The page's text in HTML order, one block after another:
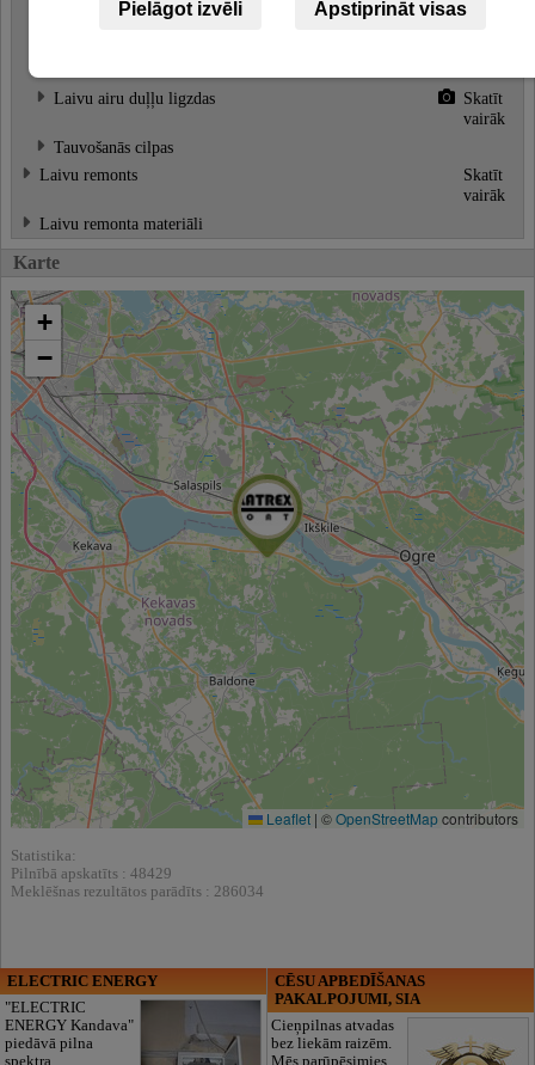
Laivu airu duļļu ligzdas
Skatīt
vairāk
Tauvošanās cilpas
Laivu remonts
Skatīt
vairāk
Laivu remonta materiāli
Karte
+
−
Leaflet | ©OpenStreetMapcontributors
Statistika:
Pilnībā apskatīts : 48429
Meklēšnas rezultātos parādīts : 286034
ELECTRIC ENERGY
"ELECTRIC
ENERGY Kandava"
piedāvā pilna
CĒSU APBEDĪŠANAS
PAKALPOJUMI, SIA
Cieņpilnas atvadas
bez liekām raizēm.
Pielāgot izvēli Apstiprināt visas